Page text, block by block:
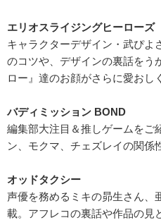
エリオスライジングヒーローズ
キャラクターデザイン・武ぴよ
のコツや、デザインの裏話を
ロー』達のお顔がさらに愛おし
バディミッション BOND
編集部大注目＆推しゲームを
ン、モクマ、チェズレイの関
オッドタクシー
声優を務めるミキの昴生さん、
載。アフレコの裏話や作品の見